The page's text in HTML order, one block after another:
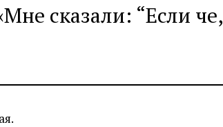
сказали: “Если че,